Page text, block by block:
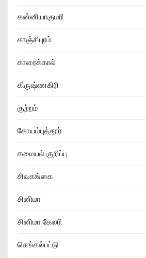
கன்னியாகுமரி
காஞ்சிபுரம்
காரைக்கால்
கிருஷ்ணகிரி
குற்றம்
கோயம்புத்தூர்
சமையல் குறிப்பு
சிவகங்கை
சினிமா
சினிமா கேலரி
செங்கல்பட்டு